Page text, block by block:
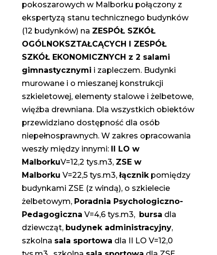
pokoszarowych w Malborku połączony z
ekspertyzą stanu technicznego budynków
(12 budynków) na ZESPÓŁ SZKÓŁ
OGÓLNOKSZTAŁCĄCYCH I ZESPÓŁ
SZKÓŁ EKONOMICZNYCH z 2 salami
gimnastycznymi i zapleczem. Budynki
murowane i o mieszanej konstrukcji
szkieletowej, elementy stalowe i żelbetowe,
więźba drewniana. Dla wszystkich obiektów
przewidziano dostępność dla osób
niepełnosprawnych. W zakres opracowania
weszły między innymi: II LO w
MalborkuV=12,2 tys.m3, ZSE w
Malborku V=22,5 tys.m3,łącznikpomiędzy
budynkami ZSE (z windą), o szkielecie
żelbetowym, Poradnia Psychologiczno-
Pedagogiczna V=4,6 tys.m3, bursa dla
dziewcząt, budynek administracyjny,
szkolna sala sportowa dla II LO V=12,0